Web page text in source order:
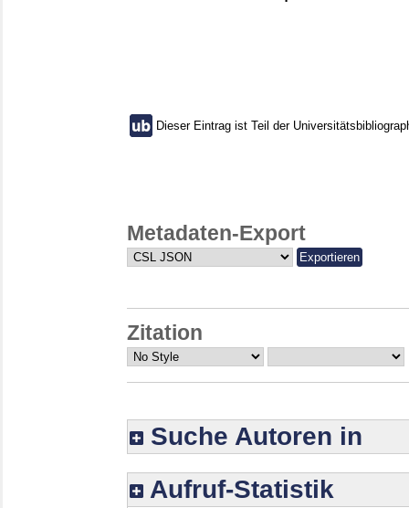
Dieser Eintrag ist Teil der
Metadaten-Export
Zitation
Suche Autoren in
Aufruf-Statistik